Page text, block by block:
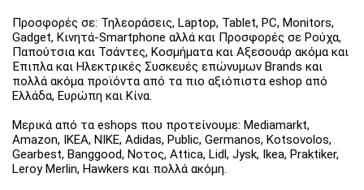
Προσφορές σε: Τηλεοράσεις, Laptop, Tablet, PC, Monitors,
Gadget, Κινητά-Smartphone αλλά και Προσφορές σε Ρούχα,
Παπούτσια και Τσάντες, Κοσμήματα και Αξεσουάρ ακόμα και
Έπιπλα και Ηλεκτρικές Συσκευές επώνυμων Brands και
πολλά ακόμα προϊόντα από τα πιο αξιόπιστα eshop από
Ελλάδα, Ευρώπη και Κίνα.
Μερικά από τα eshops που προτείνουμε: Mediamarkt,
Amazon, IKEA, NIKE, Adidas, Public, Germanos, Kotsovolos,
Gearbest, Banggood, Νοτος, Attica, Lidl, Jysk, Ikea, Praktiker,
Leroy Merlin, Hawkers και πολλά ακόμη.